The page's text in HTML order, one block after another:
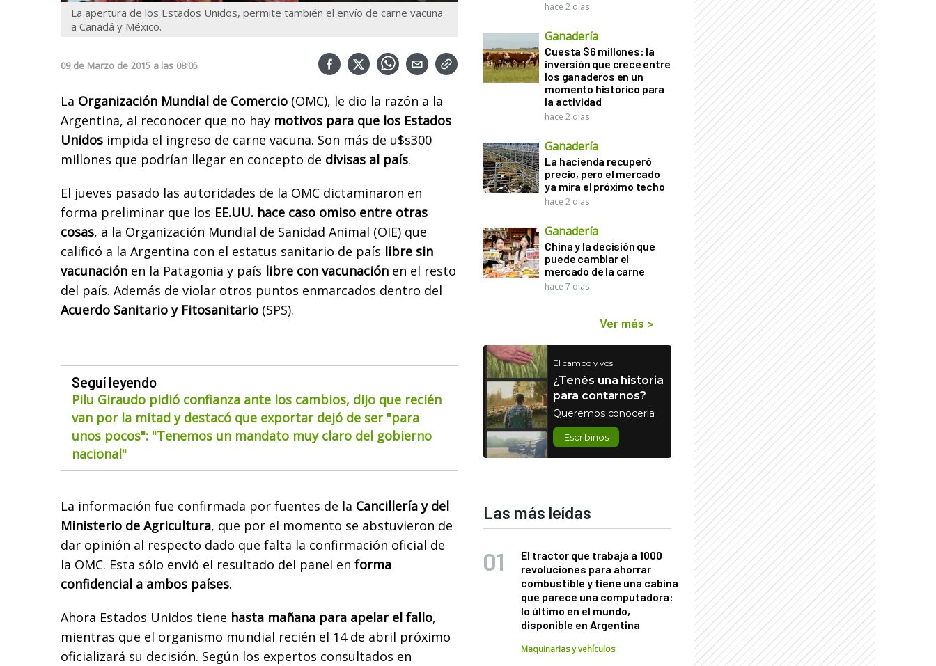
La apertura de los Estados Unidos, permite también el envío de carne vacuna
a Canadá y México.
09 de Marzo de 2015 a las 08:05
La Organización Mundial de Comercio (OMC), le dio la razón a la
Argentina, al reconocer que no hay motivos para que los Estados
Unidos impida el ingreso de carne vacuna. Son más de u$s300
millones que podrían llegar en concepto de divisas al país.
El jueves pasado las autoridades de la OMC dictaminaron en
forma preliminar que los EE.UU. hace caso omiso entre otras
cosas, a la Organización Mundial de Sanidad Animal (OIE) que
calificó a la Argentina con el estatus sanitario de país libre sin
vacunación en la Patagonia y país libre con vacunación en el resto
del país. Además de violar otros puntos enmarcados dentro del
Acuerdo Sanitario y Fitosanitario (SPS).
Seguí leyendo
Pilu Giraudo pidió confianza ante los cambios, dijo que recién
van por la mitad y destacó que exportar dejó de ser "para
unos pocos": "Tenemos un mandato muy claro del gobierno
nacional"
La información fue confirmada por fuentes de la Cancillería y del
Ministerio de Agricultura, que por el momento se abstuvieron de
dar opinión al respecto dado que falta la confirmación oficial de
la OMC. Esta sólo envió el resultado del panel en forma
confidencial a ambos países.
Ahora Estados Unidos tiene hasta mañana para apelar el fallo,
mientras que el organismo mundial recién el 14 de abril próximo
oficializará su decisión. Según los expertos consultados en
hace 2 días
Ganadería
Cuesta $6 millones: la
inversión que crece entre
los ganaderos en un
momento histórico para
la actividad
hace 2 días
Ganadería
La hacienda recuperó
precio, pero el mercado
ya mira el próximo techo
hace 2 días
Ganadería
China y la decisión que
puede cambiar el
mercado de la carne
hace 7 días
Ver más >
El campo y vos
¿Tenés una historia
para contarnos?
Queremos conocerla
Escribinos
Las más leídas
El tractor que trabaja a 1000
revoluciones para ahorrar
combustible y tiene una cabina
que parece una computadora:
lo último en el mundo,
disponible en Argentina
Maquinarias y vehículos